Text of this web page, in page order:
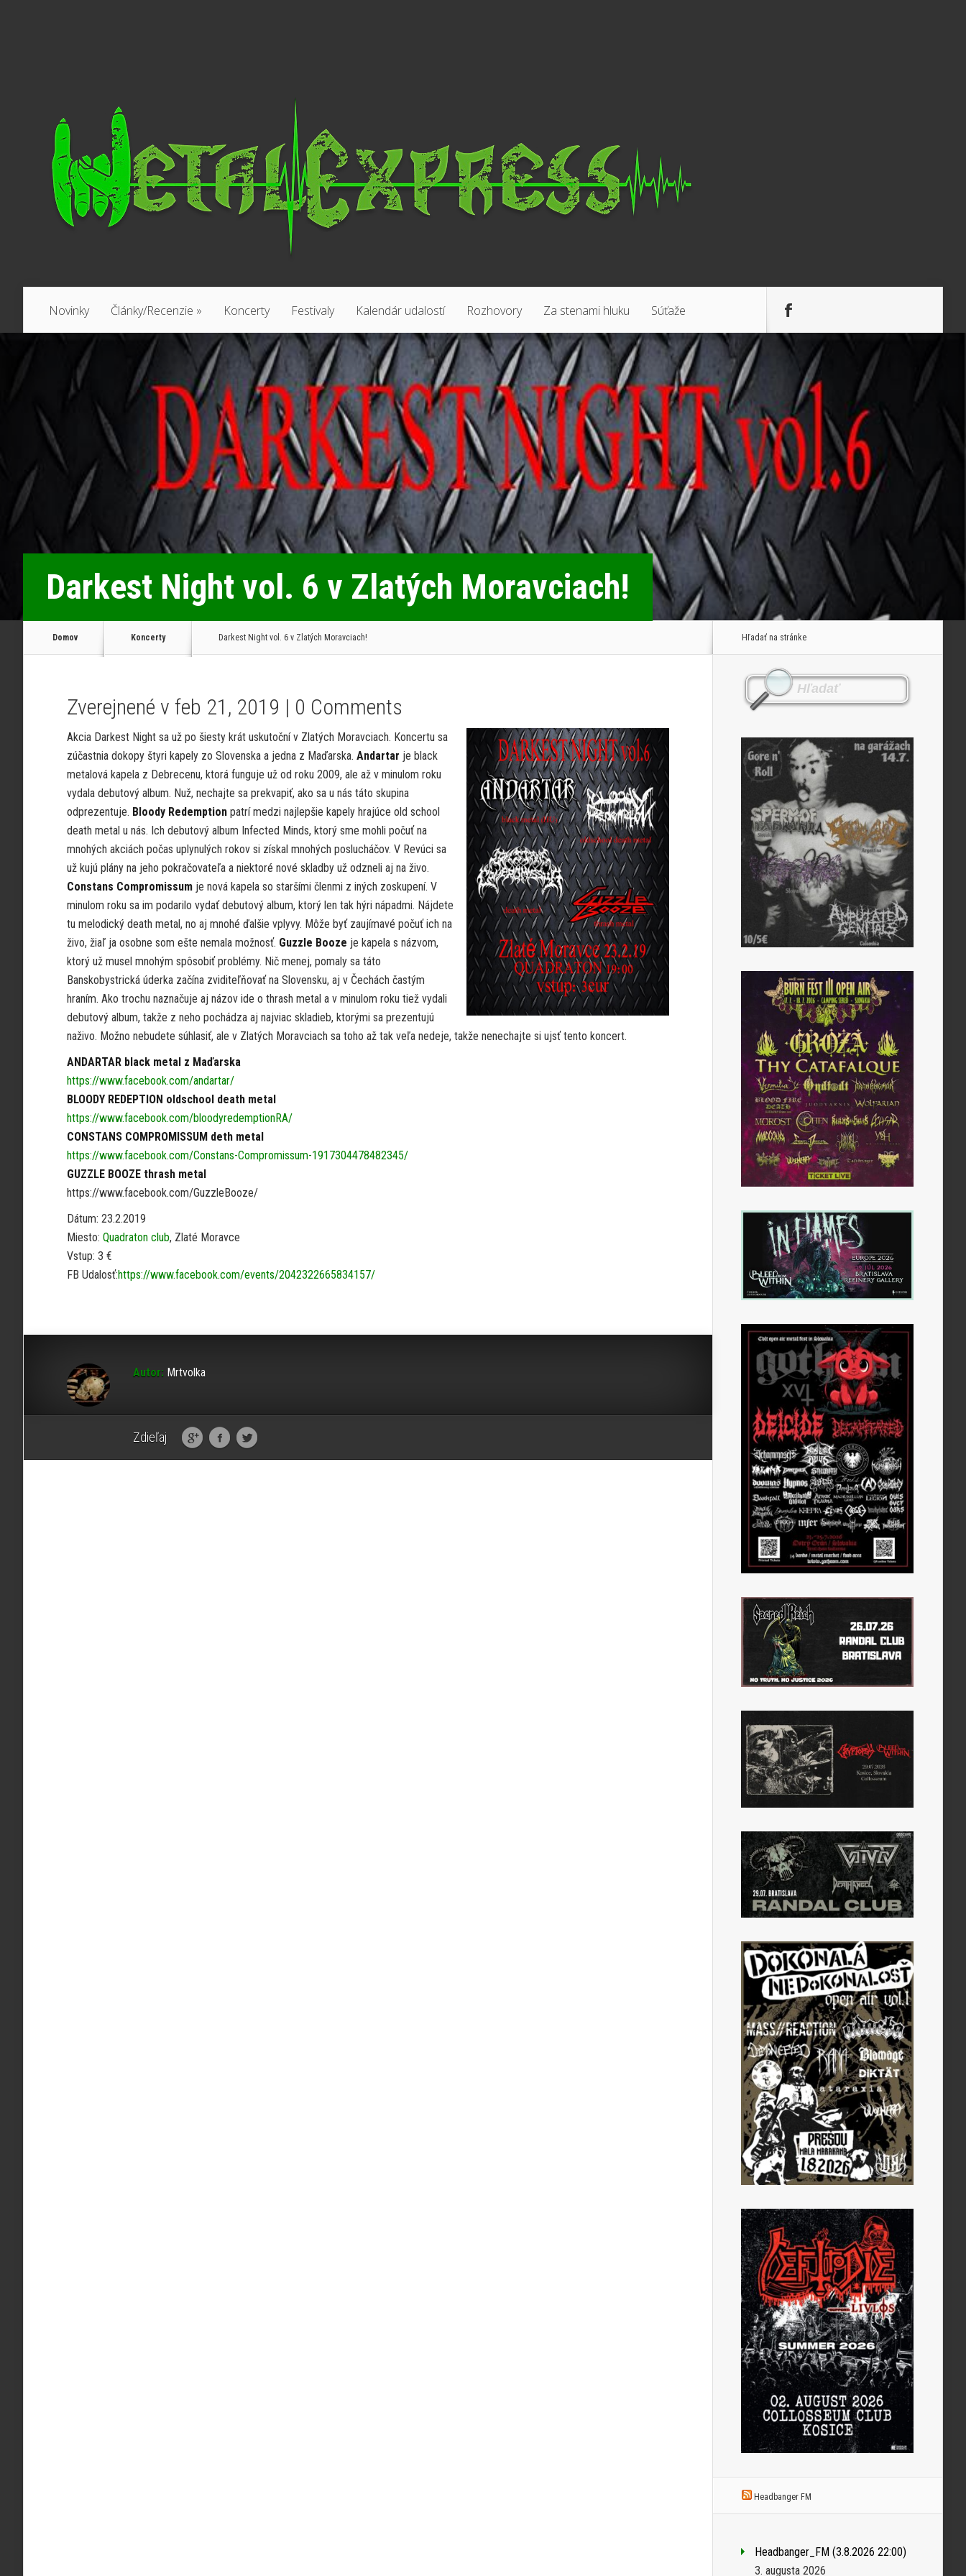
Novinky Články/Recenzie » Koncerty Festivaly Kalendár udalostí Rozhovory Za stenami hluku Súťaže
Darkest Night vol. 6 v Zlatých Moravciach!
Domov Koncerty Darkest Night vol. 6 v Zlatých Moravciach!
Zverejnené v feb 21, 2019 | 0 Comments
Akcia Darkest Night sa už po šiesty krát uskutoční v Zlatých Moravciach. Koncertu sa
zúčastnia dokopy štyri kapely zo Slovenska a jedna z Maďarska. Andartar je black
metalová kapela z Debrecenu, ktorá funguje už od roku 2009, ale až v minulom roku
vydala debutový album. Nuž, nechajte sa prekvapiť, ako sa u nás táto skupina
odprezentuje. Bloody Redemption patrí medzi najlepšie kapely hrajúce old school
death metal u nás. Ich debutový album Infected Minds, ktorý sme mohli počuť na
mnohých akciách počas uplynulých rokov si získal mnohých poslucháčov. V Revúci sa
už kujú plány na jeho pokračovateľa a niektoré nové skladby už odzneli aj na živo.
Constans Compromissum je nová kapela so staršími členmi z iných zoskupení. V
minulom roku sa im podarilo vydať debutový album, ktorý len tak hýri nápadmi. Nájdete
tu melodický death metal, no aj mnohé ďalšie vplyvy. Môže byť zaujímavé počuť ich na
živo, žiaľ ja osobne som ešte nemala možnosť. Guzzle Booze je kapela s názvom,
ktorý už musel mnohým spôsobiť problémy. Nič menej, pomaly sa táto
Banskobystrická úderka začína zviditeľňovať na Slovensku, aj v Čechách častým
hraním. Ako trochu naznačuje aj názov ide o thrash metal a v minulom roku tiež vydali
debutový album, takže z neho pochádza aj najviac skladieb, ktorými sa prezentujú
naživo. Možno nebudete súhlasiť, ale v Zlatých Moravciach sa toho až tak veľa nedeje, takže nenechajte si ujsť tento koncert.
ANDARTAR black metal z Maďarska
https://www.facebook.com/andartar/
BLOODY REDEPTION oldschool death metal
https://www.facebook.com/bloodyredemptionRA/
CONSTANS COMPROMISSUM deth metal
https://www.facebook.com/Constans-Compromissum-1917304478482345/
GUZZLE BOOZE thrash metal
https://www.facebook.com/GuzzleBooze/
Dátum: 23.2.2019
Miesto: Quadraton club, Zlaté Moravce
Vstup: 3 €
FB Udalosť:https://www.facebook.com/events/2042322665834157/
Autor: Mrtvolka
Zdieľaj
Hľadať na stránke
Headbanger FM
Headbanger_FM (3.8.2026 22:00)
3. augusta 2026